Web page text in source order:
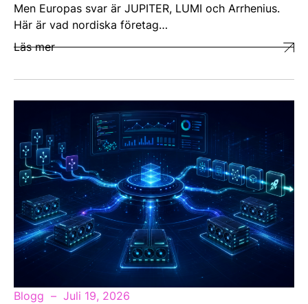
Men Europas svar är JUPITER, LUMI och Arrhenius.
Här är vad nordiska företag…
Läs mer
Blogg Juli 19, 2026